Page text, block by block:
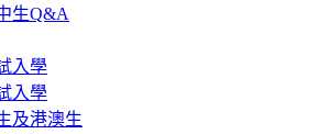
生Q&A
入學
入學
及港澳生